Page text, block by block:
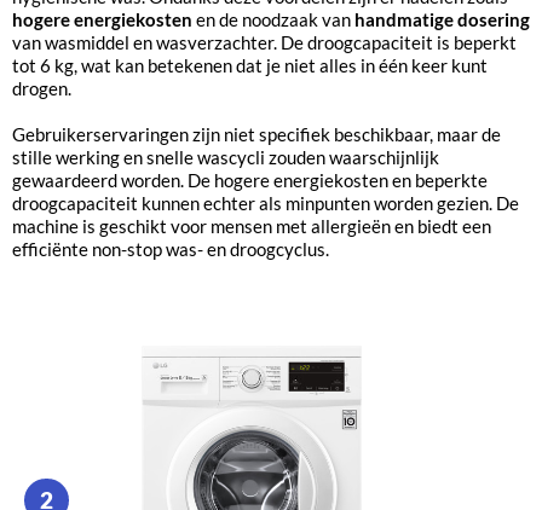
hogere energiekosten en de noodzaak van handmatige dosering
van wasmiddel en wasverzachter. De droogcapaciteit is beperkt
tot 6 kg, wat kan betekenen dat je niet alles in één keer kunt
drogen.
Gebruikerservaringen zijn niet specifiek beschikbaar, maar de
stille werking en snelle wascycli zouden waarschijnlijk
gewaardeerd worden. De hogere energiekosten en beperkte
droogcapaciteit kunnen echter als minpunten worden gezien. De
machine is geschikt voor mensen met allergieën en biedt een
efficiënte non-stop was- en droogcyclus.
2